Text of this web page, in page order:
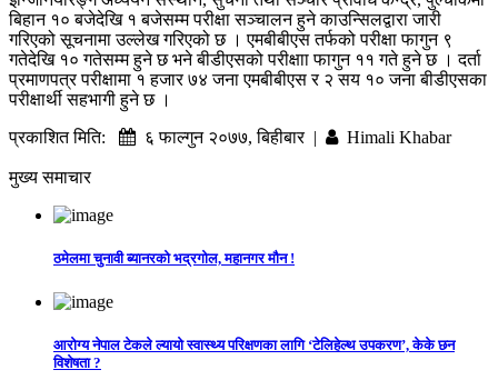
बिहान १० बजेदेखि १ बजेसम्म परीक्षा सञ्चालन हुने काउन्सिलद्वारा जारी
गरिएको सूचनामा उल्लेख गरिएको छ । एमबीबीएस तर्फको परीक्षा फागुन ९
गतेदेखि १० गतेसम्म हुने छ भने बीडीएसको परीक्षाा फागुन ११ गते हुने छ । दर्ता
प्रमाणपत्र परीक्षामा १ हजार ७४ जना एमबीबीएस र २ सय १० जना बीडीएसका
परीक्षार्थी सहभागी हुने छ ।
प्रकाशित मिति:
६ फाल्गुन २०७७, बिहीबार | Himali Khabar
मुख्य समाचार
ठमेलमा चुनावी ब्यानरको भद्रगोल, महानगर मौन !
आरोग्य नेपाल टेकले ल्यायो स्वास्थ्य परिक्षणका लागि ‘टेलिहेल्थ उपकरण’, केके छन
विशेषता ?